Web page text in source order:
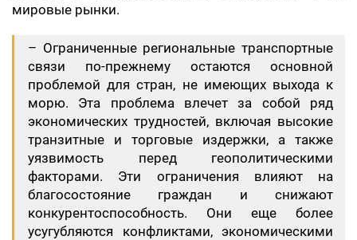
мировые рынки.
– Ограниченные региональные транспортные
связи по-прежнему остаются основной
проблемой для стран, не имеющих выхода к
морю. Эта проблема влечет за собой ряд
экономических трудностей, включая высокие
транзитные и торговые издержки, а также
уязвимость перед геополитическими
факторами. Эти ограничения влияют на
благосостояние граждан и снижают
конкурентоспособность. Они еще более
усугубляются конфликтами, экономическими